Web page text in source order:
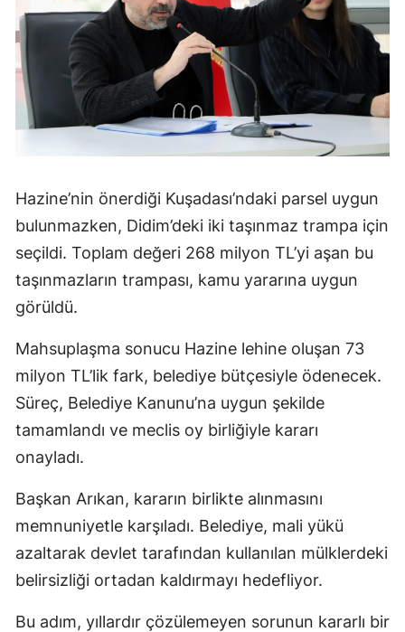
Hazine’nin önerdiği Kuşadası’ndaki parsel uygun
bulunmazken, Didim’deki iki taşınmaz trampa için
seçildi. Toplam değeri 268 milyon TL’yi aşan bu
taşınmazların trampası, kamu yararına uygun
görüldü.
Mahsuplaşma sonucu Hazine lehine oluşan 73
milyon TL’lik fark, belediye bütçesiyle ödenecek.
Süreç, Belediye Kanunu’na uygun şekilde
tamamlandı ve meclis oy birliğiyle kararı
onayladı.
Başkan Arıkan, kararın birlikte alınmasını
memnuniyetle karşıladı. Belediye, mali yükü
azaltarak devlet tarafından kullanılan mülklerdeki
belirsizliği ortadan kaldırmayı hedefliyor.
Bu adım, yıllardır çözülemeyen sorunun kararlı bir